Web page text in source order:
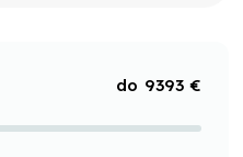
9393 €